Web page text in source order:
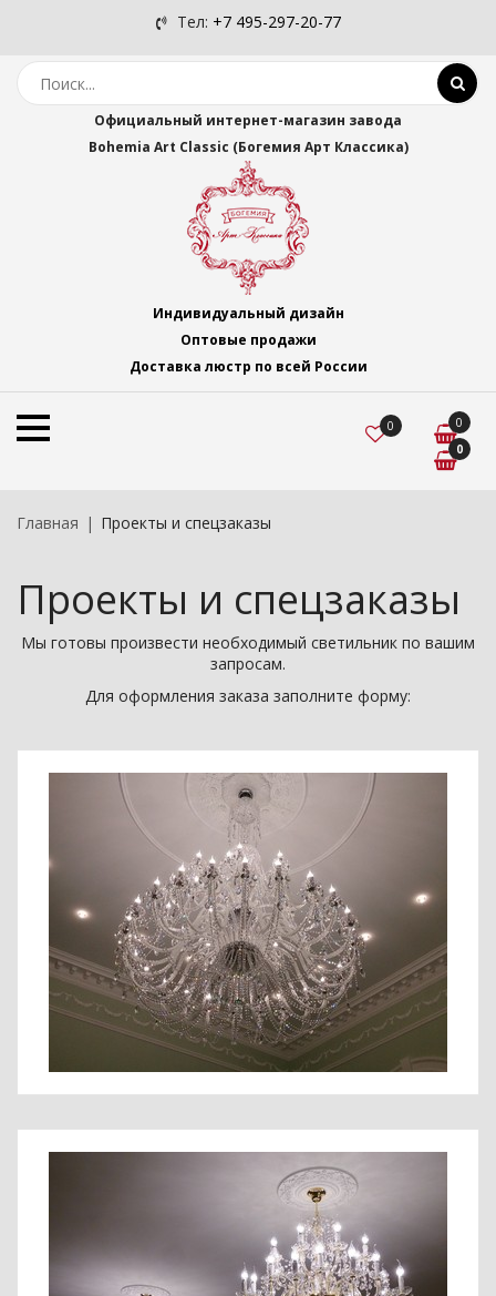
Тел: +7 495-297-20-77
Официальный интернет-магазин завода
Bohemia Art Classic (Богемия Арт Классика)
Индивидуальный дизайн
Оптовые продажи
Доставка люстр по всей России
0
0
0
Главная Проекты и спецзаказы
Проекты и спецзаказы
Мы готовы произвести необходимый светильник по вашим
запросам.
Для оформления заказа заполните форму: